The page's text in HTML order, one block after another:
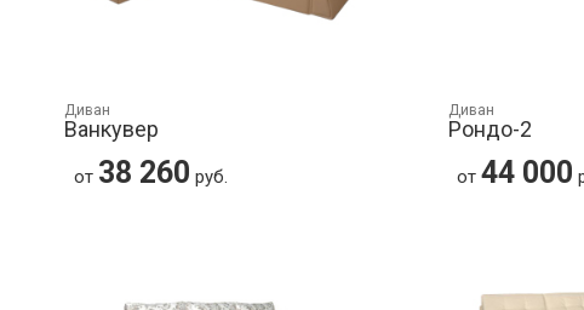
Диван
Ванкувер
от 38 260 руб.
Диван
Рондо-2
от44 000